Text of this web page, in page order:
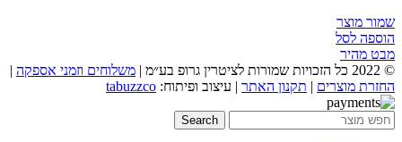
שמור מוצר
הוספה לסל
מבט מהיר
© 2022 כל הזכויות שמורות לציטרין גרופ בע״מ |
משלוחים וזמני אספקה |
החזרת מוצרים | תקנון האתר | עיצוב ופיתוח: tabuzzco
Search